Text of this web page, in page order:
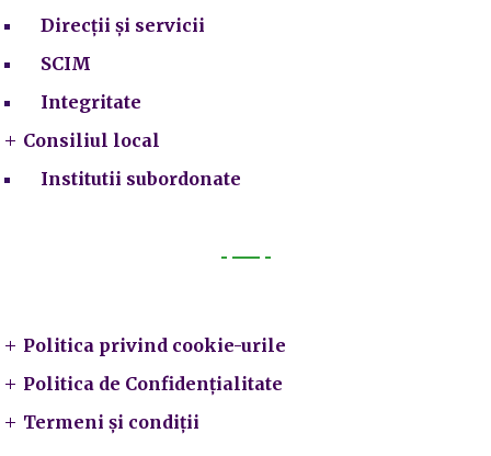
Direcții și servicii
SCIM
Integritate
Consiliul local
Institutii subordonate
Politica privind cookie-urile
Politica de Confidențialitate
Termeni și condiții